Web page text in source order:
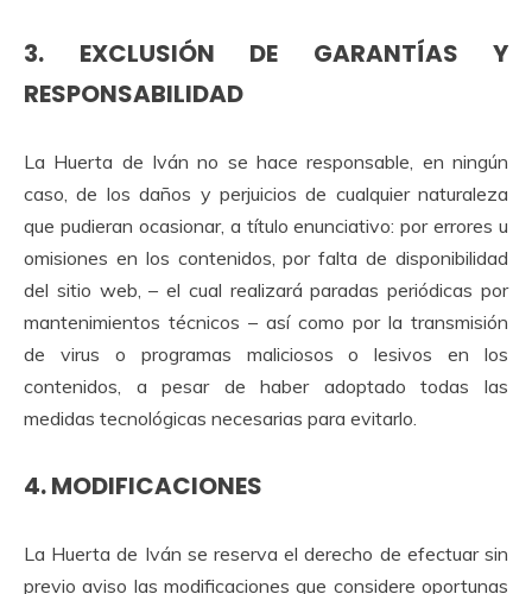
3. EXCLUSIÓN DE GARANTÍAS Y
RESPONSABILIDAD
La Huerta de Iván no se hace responsable, en ningún
caso, de los daños y perjuicios de cualquier naturaleza
que pudieran ocasionar, a título enunciativo: por errores u
omisiones en los contenidos, por falta de disponibilidad
del sitio web, – el cual realizará paradas periódicas por
mantenimientos técnicos – así como por la transmisión
de virus o programas maliciosos o lesivos en los
contenidos, a pesar de haber adoptado todas las
medidas tecnológicas necesarias para evitarlo.
4. MODIFICACIONES
La Huerta de Iván se reserva el derecho de efectuar sin
previo aviso las modificaciones que considere oportunas